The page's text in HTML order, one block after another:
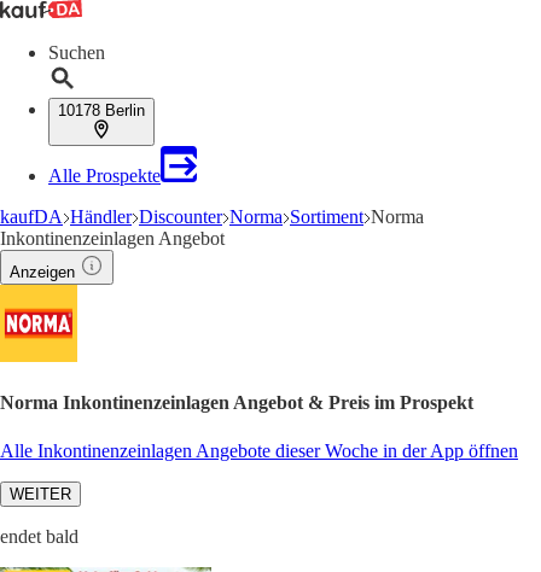
Suchen
10178 Berlin
Alle Prospekte
kaufDA Händler Discounter Norma Sortiment Norma
Inkontinenzeinlagen Angebot
Anzeigen
Norma Inkontinenzeinlagen Angebot & Preis im Prospekt
Alle Inkontinenzeinlagen Angebote dieser Woche in der App öffnen
WEITER
endet bald